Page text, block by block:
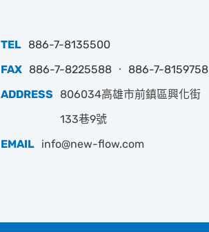
TEL 886-7-8135500
FAX 886-7-8225588 ‧ 886-7-8159758
ADDRESS
806034高雄市前鎮區興化街
133巷9號
EMAIL info@new-flow.com